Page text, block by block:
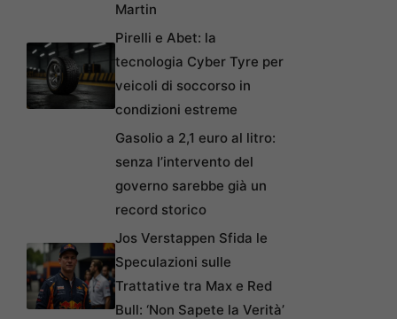
Martin
Pirelli e Abet: la
tecnologia Cyber Tyre per
veicoli di soccorso in
condizioni estreme
Gasolio a 2,1 euro al litro:
senza l’intervento del
governo sarebbe già un
record storico
Jos Verstappen Sfida le
Speculazioni sulle
Trattative tra Max e Red
Bull: ‘Non Sapete la Verità’